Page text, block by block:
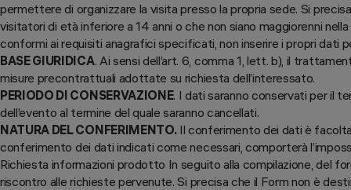
permettere di organizzare la visita presso la propria sede. Si
visitatori di età inferiore a 14 anni o che non siano maggiorenni
conformi ai requisiti anagrafici specificati, non inserire i propri dati
BASE GIURIDICA. Ai sensi dell’art. 6, comma 1, lett. b), il
misure precontrattuali adottate su richiesta dell’interessato.
PERIODO DI CONSERVAZIONE. I dati saranno conservati per il
dell’evento al termine del quale saranno cancellati.
NATURA DEL CONFERIMENTO.Il conferimento dei dati è
conferimento dei dati indicati come necessari, comporterà
Richiesta informazioni prodotto In seguito alla compilazione, del
riscontro alle richieste pervenute. Si precisa che il Form non è